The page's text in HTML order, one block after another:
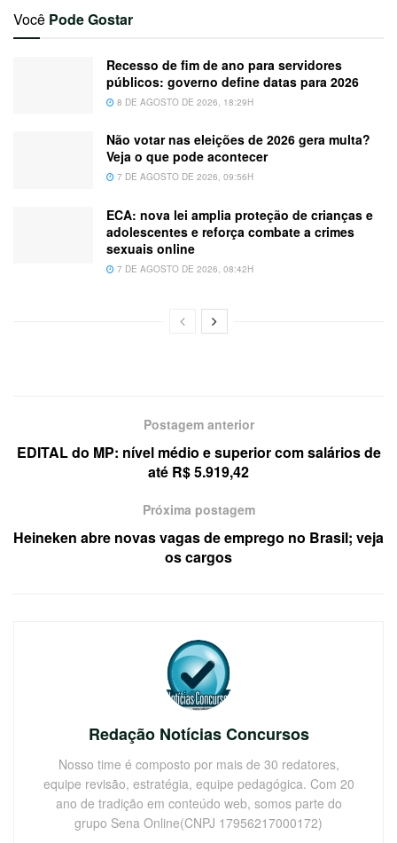
Você Pode Gostar
Recesso de fim de ano para servidores
públicos: governo define datas para 2026
8 DE AGOSTO DE 2026, 18:29H
Não votar nas eleições de 2026 gera multa?
Veja o que pode acontecer
7 DE AGOSTO DE 2026, 09:56H
ECA: nova lei amplia proteção de crianças e
adolescentes e reforça combate a crimes
sexuais online
7 DE AGOSTO DE 2026, 08:42H
Postagem anterior
EDITAL do MP: nível médio e superior com salários de
até R$ 5.919,42
Próxima postagem
Heineken abre novas vagas de emprego no Brasil; veja
os cargos
Redação Notícias Concursos
Nosso time é composto por mais de 30 redatores,
equipe revisão, estratégia, equipe pedagógica. Com 20
ano de tradição em conteúdo web, somos parte do
grupo Sena Online(CNPJ 17956217000172)